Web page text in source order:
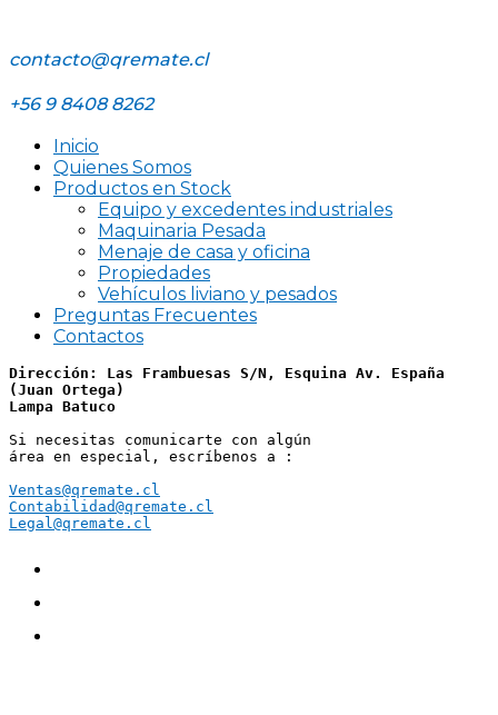
contacto@qremate.cl
+56 9 8408 8262
Inicio
Quienes Somos
Productos en Stock
Equipo y excedentes industriales
Maquinaria Pesada
Menaje de casa y oficina
Propiedades
Vehículos liviano y pesados
Preguntas Frecuentes
Contactos
Dirección: Las Frambuesas S/N, Esquina Av. España
(Juan Ortega)
Lampa Batuco
Si necesitas comunicarte con algún
área en especial, escríbenos a :
Ventas@qremate.cl
Contabilidad@qremate.cl
Legal@qremate.cl